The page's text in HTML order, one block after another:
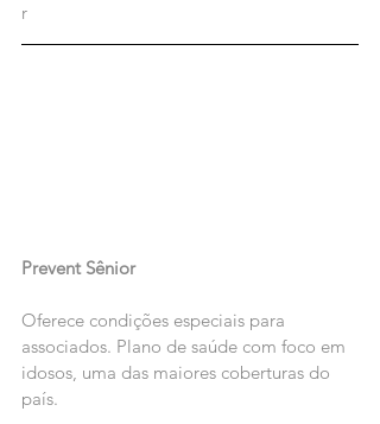
r
Prevent Sênior
Oferece condições especiais para
associados. Plano de saúde com foco em
idosos, uma das maiores coberturas do
país.